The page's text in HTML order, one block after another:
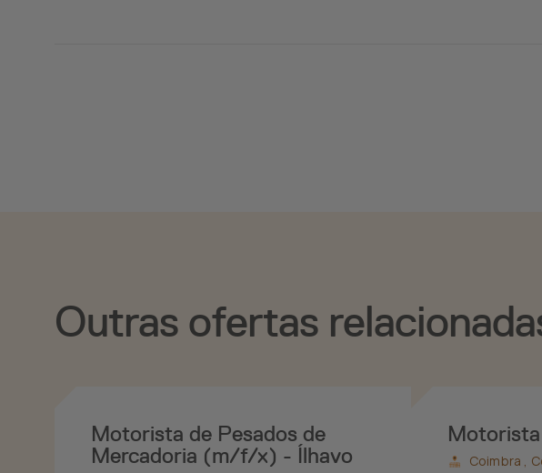
Outras ofertas
Motorista de Pesados de
Mercadoria (m/f/x) - Ílhavo
Coimbra ,